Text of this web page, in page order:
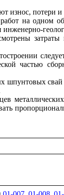
потери и
на одном
частью